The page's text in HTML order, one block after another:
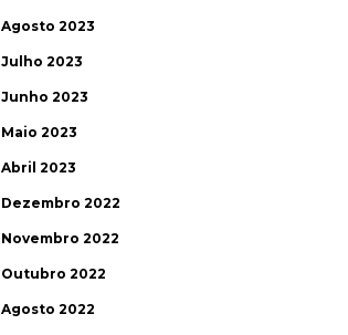
Agosto 2023
Julho 2023
Junho 2023
Maio 2023
Abril 2023
Dezembro 2022
Novembro 2022
Outubro 2022
Agosto 2022